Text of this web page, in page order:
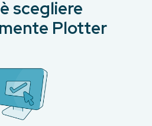
scegliere
Plotter